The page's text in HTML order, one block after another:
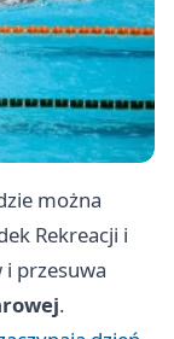
można
Rekreacji i
i przesuwa
.